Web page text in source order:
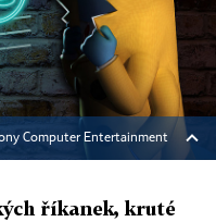
Computer Entertainment
říkanek, kruté